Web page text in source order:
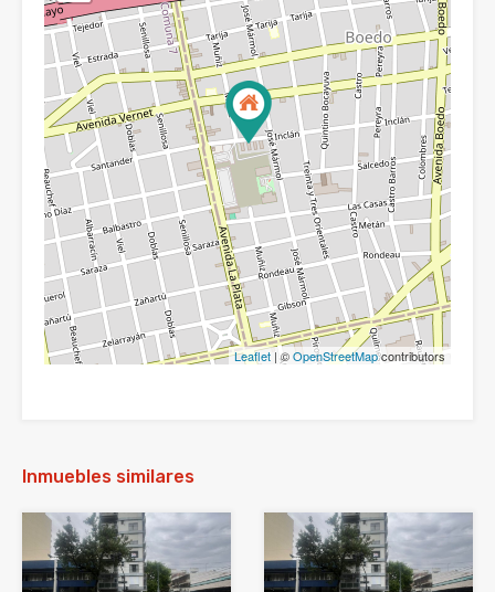
Leaflet | ©OpenStreetMapcontributors
Inmuebles similares